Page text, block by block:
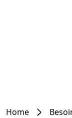
Home